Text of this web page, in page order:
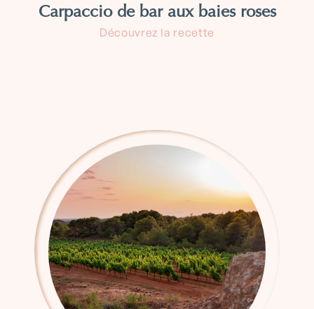
Carpaccio de bar aux baies roses
Découvrez la recette